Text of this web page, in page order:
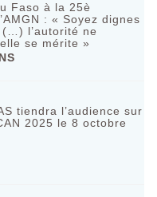
Faso à la 25è
: « Soyez dignes
l’autorité ne
se mérite »
tiendra l’audience sur
2025 le 8 octobre